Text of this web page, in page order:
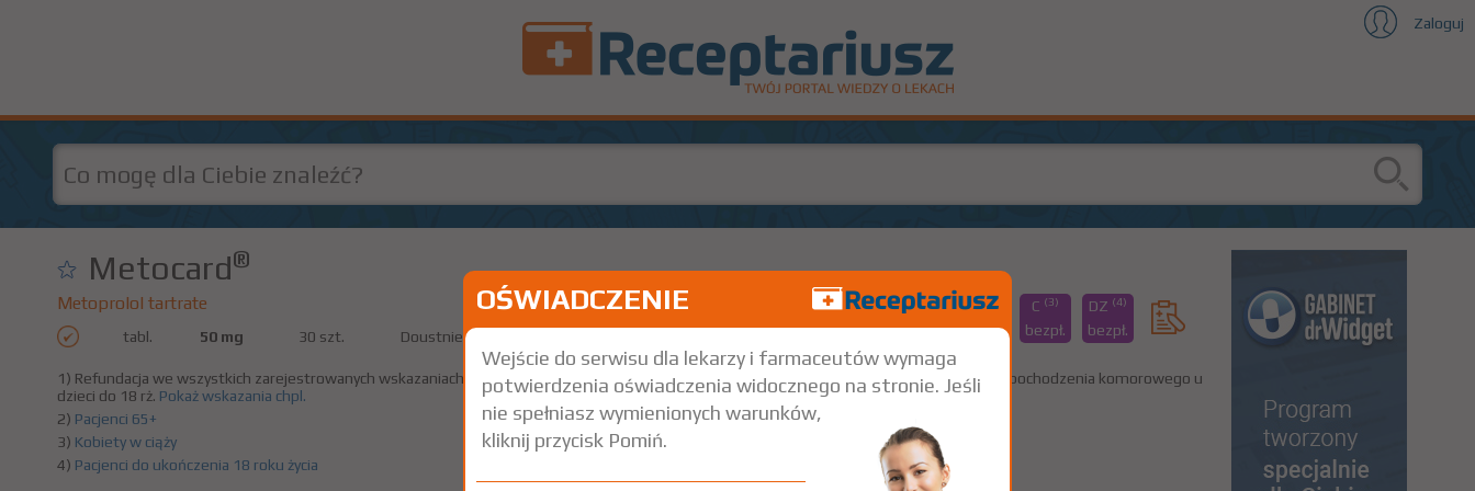
Zaloguj
Metocard®
Metoprolol tartrate
tabl. 50 mg 30 szt. Doustnie
100%
7,58
R (1)
5,75
75+(2)
bezpł.
C (3)
bezpł.
DZ (4)
bezpł.
1) Refundacja we wszystkich zarejestrowanych wskazaniach. (Patrz wskazania przy opisie leku) Wskazania pozarejestracyjne: Ekstrasystolie pochodzenia komorowego u
dzieci do 18 rż. Pokaż wskazania chpl.
2) Pacjenci 65+
3) Kobiety w ciąży
4) Pacjenci do ukończenia 18 roku życia
OŚWIADCZENIE
Wejście do serwisu dla lekarzy i farmaceutów wymaga
potwierdzenia oświadczenia widocznego na stronie. Jeśli
nie spełniasz wymienionych warunków,
kliknij przycisk Pomiń.